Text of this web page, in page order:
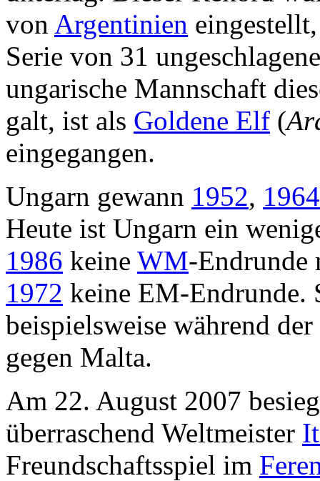
von Argentinien
Serie von 31
ungarische Mannschaft
galt, ist als Goldene Elf (
eingegangen.
Ungarn gewann 1952, 1964
Heute ist Ungarn ein
1986 keine WM-Endrunde
1972 keine EM-Endrunde.
beispielsweise während
gegen Malta.
Am 22. August 2007
überraschend Weltmeister
Freundschaftsspiel im